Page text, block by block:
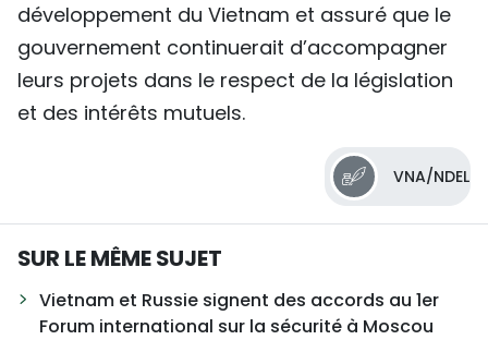
développement du Vietnam et assuré que le
gouvernement continuerait d’accompagner
leurs projets dans le respect de la législation
et des intérêts mutuels.
VNA/NDEL
SUR LE MÊME SUJET
Vietnam et Russie signent des accords au 1er
Forum international sur la sécurité à Moscou